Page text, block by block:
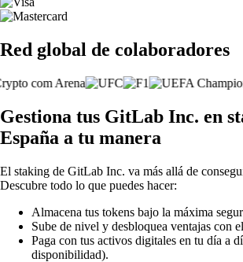
Red global de colaboradores
Gestiona tus GitLab Inc. en
España a tu manera
El staking de GitLab Inc. va más allá de
Descubre todo lo que puedes hacer:
Almacena tus tokens bajo la máxima
Sube de nivel y desbloquea ventajas con
Paga con tus activos digitales en tu día a
disponibilidad).